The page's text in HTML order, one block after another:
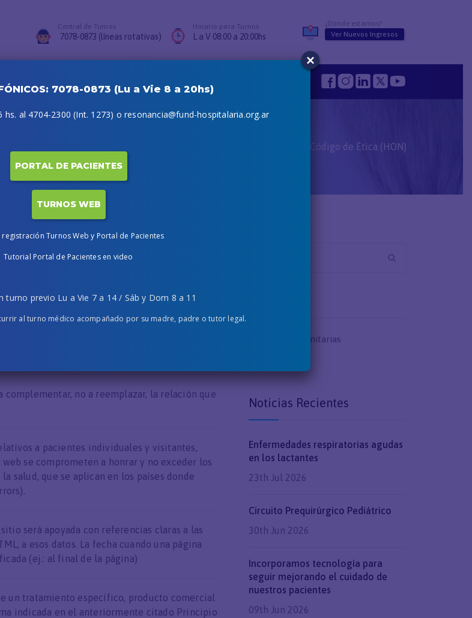
Central de Turnos
7078-0873 (líneas rotativas)
Horario para Turnos
L a V 08:00 a 20:00hs
¿Dónde estamos?
Ver Nuevos Ingresos
Código de Ética (HON)
HON Code of
sólo será proporcionado por personal
menos que una clara declaración exprese que
salud calificado u organización no médica.
no a reemplazar, la relación que
a pacientes individuales y visitantes,
se comprometen a honrar y no exceder los
salud, que se aplican en los países donde
será apoyada con referencias claras a las
a esos datos. La fecha cuando una página
(ej.: al final de la página)
un tratamiento específico, producto comercial
indicada en el anteriormente citado Principio
Acciones comunitarias
Noticias Recientes
Enfermedades respiratorias agudas
en los lactantes
23th Jul 2026
Circuito Prequirúrgico Pediátrico
30th Jun 2026
Incorporamos tecnología para
seguir mejorando el cuidado de
nuestros pacientes
09th Jun 2026
7078-0873 (Lu a Vie 8 a 20hs)
hs. al 4704-2300 (Int. 1273) o resonancia@fund-hospitalaria.org.ar
PORTAL DE PACIENTES
TURNOS WEB
Turnos Web y Portal de Pacientes
Tutorial Portal de Pacientes en video
turno previo Lu a Vie 7 a 14 / Sáb y Dom 8 a 11
al turno médico acompañado por su madre, padre o tutor legal.
×